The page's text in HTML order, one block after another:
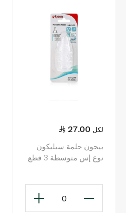
27.00 لكل
بيجون حلمة سيليكون
نوع إس متوسطة 3 قطع
0